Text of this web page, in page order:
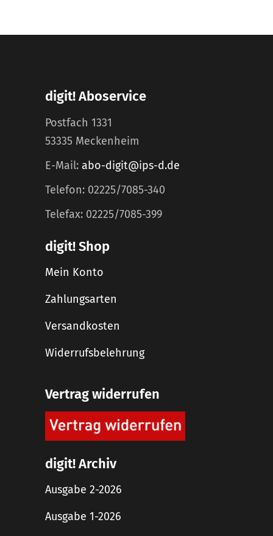
digit! Aboservice
Postfach 1331
53335 Meckenheim
E-Mail: abo-digit@ips-d.de
Telefon: 02225/7085-340
Telefax: 02225/7085-399
digit! Shop
Mein Konto
Zahlungsarten
Versandkosten
Widerrufsbelehrung
Vertrag widerrufen
digit! Archiv
Ausgabe 2-2026
Ausgabe 1-2026